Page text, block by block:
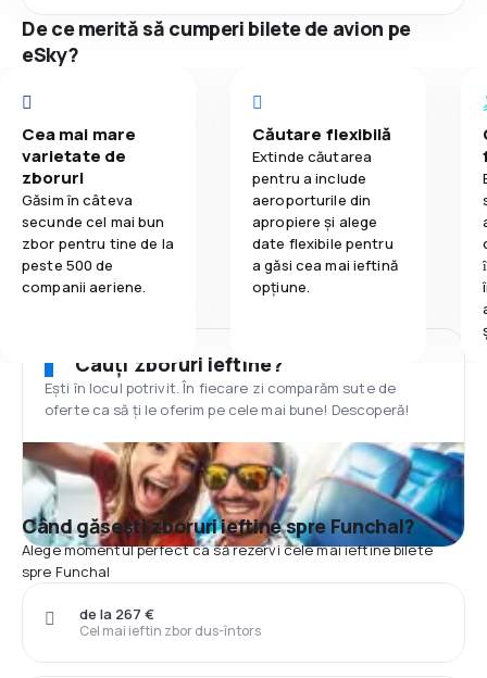
De ce merită să cumperi bilete de avion pe
eSky?
Cea mai mare
varietate de
zboruri
Găsim în câteva
secunde cel mai bun
zbor pentru tine de la
peste 500 de
companii aeriene.
Căutare flexibilă
Extinde căutarea
pentru a include
aeroporturile din
apropiere și alege
date flexibile pentru
a găsi cea mai ieftină
opțiune.
Cauți zboruri ieftine?
Ești în locul potrivit. În fiecare zi comparăm sute de
oferte ca să ți le oferim pe cele mai bune! Descoperă!
Când găsești zboruri ieftine spre Funchal?
Alege momentul perfect ca să rezervi cele mai ieftine bilete
spre Funchal
Cel mai ieftin zbor dus-întors
de la 267 €